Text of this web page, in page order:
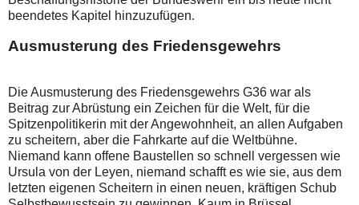
beendetes Kapitel hinzuzufügen.
Ausmusterung des Friedensgewehrs
Die Ausmusterung des Friedensgewehrs G36 war als
Beitrag zur Abrüstung ein Zeichen für die Welt, für die
Spitzenpolitikerin mit der Angewohnheit, an allen Aufgaben
zu scheitern, aber die Fahrkarte auf die Weltbühne.
Niemand kann offene Baustellen so schnell vergessen wie
Ursula von der Leyen, niemand schafft es wie sie, aus dem
letzten eigenen Scheitern in einen neuen, kräftigen Schub